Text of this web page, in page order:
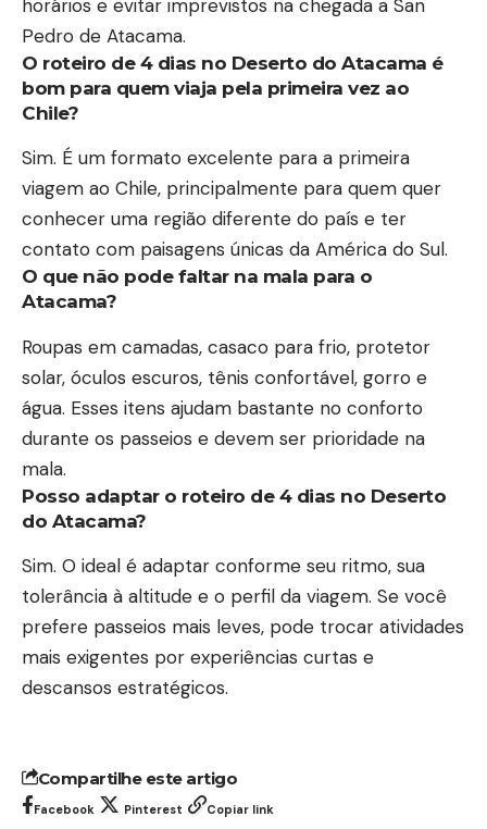
horários e evitar imprevistos na chegada a San
Pedro de Atacama.
O roteiro de 4 dias no Deserto do Atacama é
bom para quem viaja pela primeira vez ao
Chile?
Sim. É um formato excelente para a primeira
viagem ao Chile, principalmente para quem quer
conhecer uma região diferente do país e ter
contato com paisagens únicas da América do Sul.
O que não pode faltar na mala para o
Atacama?
Roupas em camadas, casaco para frio, protetor
solar, óculos escuros, tênis confortável, gorro e
água. Esses itens ajudam bastante no conforto
durante os passeios e devem ser prioridade na
mala.
Posso adaptar o roteiro de 4 dias no Deserto
do Atacama?
Sim. O ideal é adaptar conforme seu ritmo, sua
tolerância à altitude e o perfil da viagem. Se você
prefere passeios mais leves, pode trocar atividades
mais exigentes por experiências curtas e
descansos estratégicos.
Compartilhe este artigo
Facebook Pinterest Copiar link